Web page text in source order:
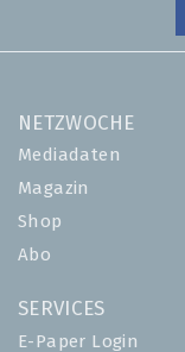
NETZWOCHE
Mediadaten
Magazin
Shop
Abo
SERVICES
E-Paper Login